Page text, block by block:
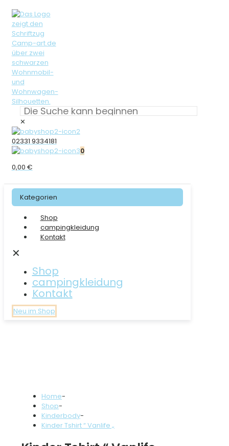
✕
02331 9334181
0
0,00 €
Kategorien
Shop
campingkleidung
Kontakt
✕
Shop
campingkleidung
Kontakt
Neu im Shop
Home-
Shop-
Kinderbody-
Kinder Tshirt “ Vanlife „